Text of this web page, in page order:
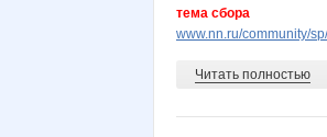
тема сбора
www.nn.ru/community/
Читать полностью